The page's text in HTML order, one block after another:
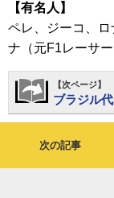
【有名人】
ペレ、ジーコ、
ナ（元F1レーサー
【次ページ】
ブラジル
次の記事